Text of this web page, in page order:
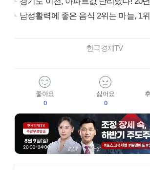
남성활력에 좋은 음식 2위는 마늘, 1
한국경제TV
좋아요
0
싫어요
0